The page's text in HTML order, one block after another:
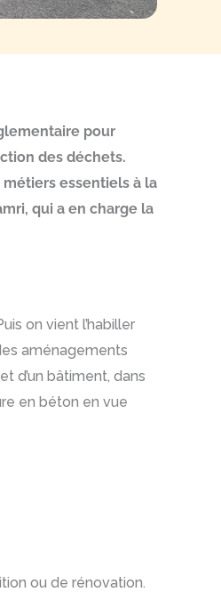
pour
des déchets.
essentiels à la
qui a en charge la
on vient l’habiller
aménagements
d’un bâtiment, dans
en béton en vue
ou de rénovation.